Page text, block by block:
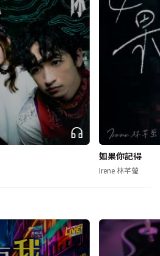
如果你記得
Irene 林芊瑩